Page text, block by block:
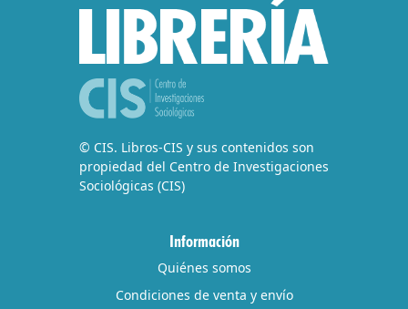
© CIS. Libros-CIS y sus contenidos son
propiedad del Centro de Investigaciones
Sociológicas (CIS)
Información
Quiénes somos
Condiciones de venta y envío